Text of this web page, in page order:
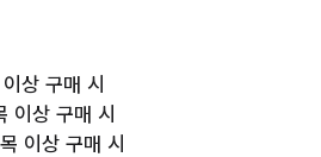
상 구매 시
이상 구매 시
이상 구매 시